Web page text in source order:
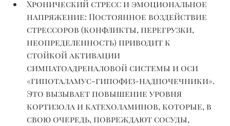
Хронический стресс и эмоциональное
напряжение: Постоянное воздействие
стрессоров (конфликты, перегрузки,
неопределенность) приводит к
стойкой активации
симпатоадреналовой системы и оси
«гипоталамус-гипофиз-надпочечники».
Это вызывает повышение уровня
кортизола и катехоламинов, которые, в
свою очередь, повреждают сосуды,